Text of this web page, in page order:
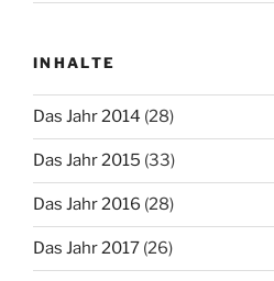
INHALTE
Das Jahr 2014 (28)
Das Jahr 2015 (33)
Das Jahr 2016 (28)
Das Jahr 2017 (26)